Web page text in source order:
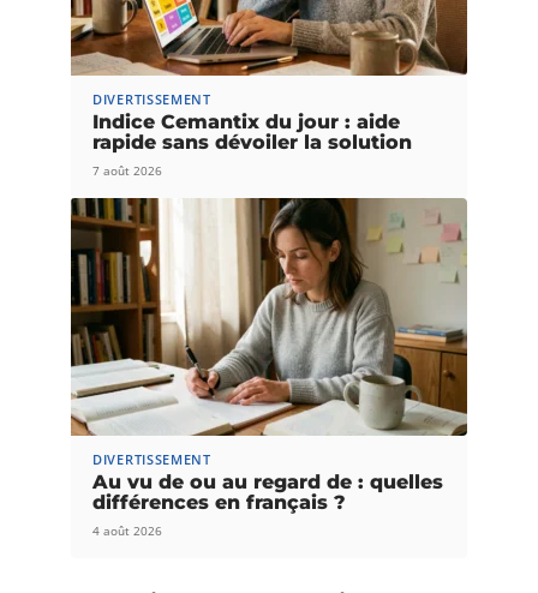
DIVERTISSEMENT
Indice Cemantix du jour : aide
rapide sans dévoiler la solution
7 août 2026
DIVERTISSEMENT
Au vu de ou au regard de : quelles
différences en français ?
4 août 2026